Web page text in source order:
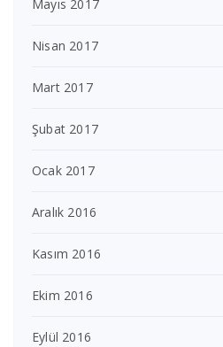
Mayıs 2017
Nisan 2017
Mart 2017
Şubat 2017
Ocak 2017
Aralık 2016
Kasım 2016
Ekim 2016
Eylül 2016